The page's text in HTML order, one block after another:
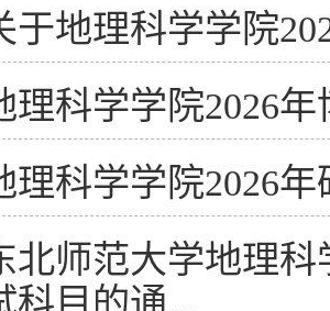
于地理科学学院
理科学学院2026
理科学学院2026
北师范大学地理
科目的通...